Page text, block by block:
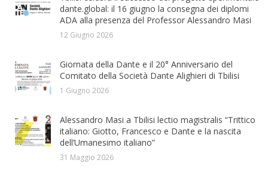
dante.global: il 16 giugno la consegna dei diplomi
ADA alla presenza del Professor Alessandro Masi
12 Giugno 2026
Giornata della Dante e il 20° Anniversario del
Comitato della Società Dante Alighieri di Tbilisi
1 Giugno 2026
Alessandro Masi a Tbilisi lectio magistralis “Trittico
italiano: Giotto, Francesco e Dante e la nascita
dell’Umanesimo italiano”
31 Maggio 2026